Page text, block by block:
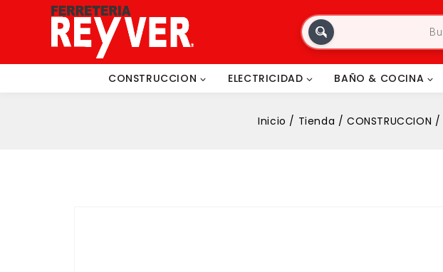
CONSTRUCCION ELECTRICIDAD BAÑO & COCINA
Inicio / Tienda / CONSTRUCCION /